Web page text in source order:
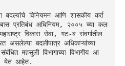
बदल्यांचे विनियमन आणि शासकीय कर्त
प्रतिबंध अधिनियम, २००५ च्या कल
विकास सेवा, गट-ब संवर्गातील
असलेल्या बदलीपात्र अधिकाऱ्यांच्या
महसुली विभागाच्या विभागीय आ
येत आहेत.